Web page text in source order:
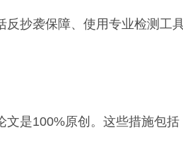
抄袭保障、使用专业检测工
是100%原创。这些措施包括